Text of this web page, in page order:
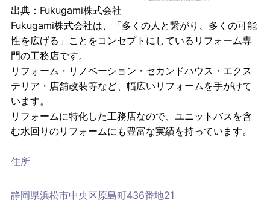
出典： Fukugami株式会社
Fukugami株式会社は、「多くの人と繋がり、多くの可能
性を広げる」ことをコンセプトにしているリフォーム専
門の工務店です。
リフォーム・リノベーション・セカンドハウス・エクス
テリア・店舗改装等など、幅広いリフォームを手がけて
います。
リフォームに特化した工務店なので、ユニットバスを含
む水回りのリフォームにも豊富な実績を持っています。
住所
静岡県浜松市中央区原島町436番地21